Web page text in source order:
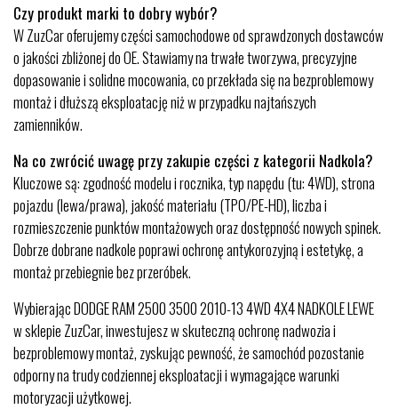
Czy produkt marki to dobry wybór?
W ZuzCar oferujemy części samochodowe od sprawdzonych dostawców
o jakości zbliżonej do OE. Stawiamy na trwałe tworzywa, precyzyjne
dopasowanie i solidne mocowania, co przekłada się na bezproblemowy
montaż i dłuższą eksploatację niż w przypadku najtańszych
zamienników.
Na co zwrócić uwagę przy zakupie części z kategorii Nadkola?
Kluczowe są: zgodność modelu i rocznika, typ napędu (tu: 4WD), strona
pojazdu (lewa/prawa), jakość materiału (TPO/PE-HD), liczba i
rozmieszczenie punktów montażowych oraz dostępność nowych spinek.
Dobrze dobrane nadkole poprawi ochronę antykorozyjną i estetykę, a
montaż przebiegnie bez przeróbek.
Wybierając DODGE RAM 2500 3500 2010-13 4WD 4X4 NADKOLE LEWE
w sklepie ZuzCar, inwestujesz w skuteczną ochronę nadwozia i
bezproblemowy montaż, zyskując pewność, że samochód pozostanie
odporny na trudy codziennej eksploatacji i wymagające warunki
motoryzacji użytkowej.